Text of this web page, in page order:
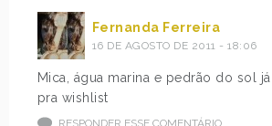
Fernanda Ferreira
16 DE AGOSTO DE 2011 - 18:06
Mica, água marina e pedrão do sol
pra wishlist